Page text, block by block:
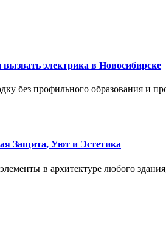
электрика в Новосибирске
без профильного образования и
Защита, Уют и Эстетика
в архитектуре любого